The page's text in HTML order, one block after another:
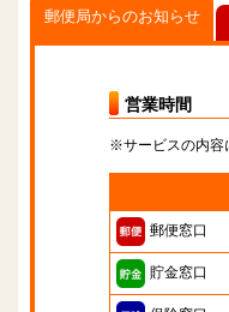
郵便局からのお知らせ
営業時間
※サービスの内容
郵便窓口
貯金窓口